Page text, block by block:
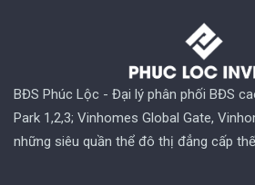
BĐS Phúc Lộc - Đại lý phân phối BĐS
Park 1,2,3; Vinhomes Global Gate,
những siêu quần thể đô thị đẳng cấp